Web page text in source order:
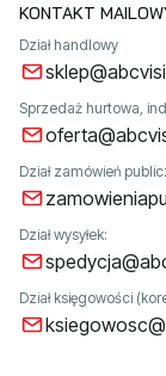
KONTAKT
Dział handlowy
Sprzedaż hurtowa,
Dział zamówień
Dział wysyłek:
Dział księgowości